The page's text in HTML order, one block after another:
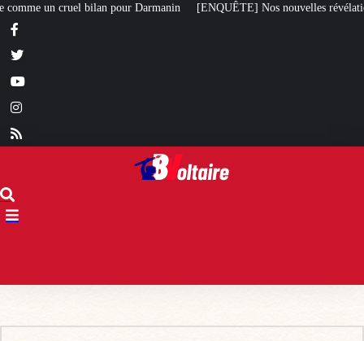
Darmanin [ENQUÊTE] Nos nouvelles révélations sur le meurtre de